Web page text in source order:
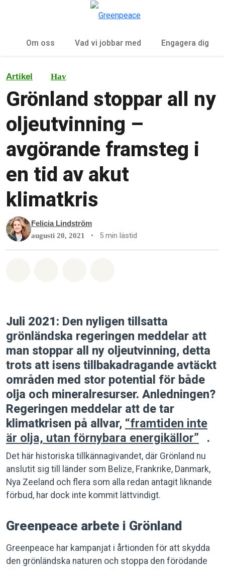
Om oss Vad vi jobbar med Engagera dig
Artikel Hav
Grönland stoppar all ny
oljeutvinning –
avgörande framsteg i
en tid av akut
klimatkris
Felicia Lindström
augusti 20, 2021 • 5 min lästid
Juli 2021: Den nyligen tillsatta
grönländska regeringen meddelar att
man stoppar all ny oljeutvinning, detta
trots att isens tillbakadragande avtäckt
områden med stor potential för både
olja och mineralresurser. Anledningen?
Regeringen meddelar att de tar
klimatkrisen på allvar, “framtiden inte
är olja, utan förnybara energikällor”
.
Det här historiska tillkännagivandet, där Grönland nu
anslutit sig till länder som Belize, Frankrike, Danmark,
Nya Zeeland och flera som alla redan antagit liknande
förbud, har dock inte kommit lättvindigt.
Greenpeace arbete i Grönland
Greenpeace har kampanjat i årtionden för att skydda
den grönländska naturen och stoppa den förödande